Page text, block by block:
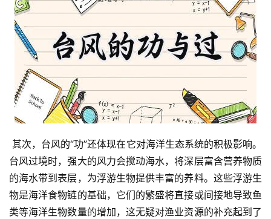
其次，台风的“功”还体现在它对海洋生态系统的积极影响。
台风过境时，强大的风力会搅动海水，将深层富含营养物质
的海水带到表层，为浮游生物提供丰富的养料。这些浮游生
物是海洋食物链的基础，它们的繁盛将直接或间接地导致鱼
类等海洋生物数量的增加，这无疑对渔业资源的补充起到了